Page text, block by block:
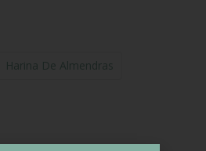
Harina De Almendras